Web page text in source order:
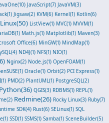
JavaScript(7) JavaVM(3)
Jigsaw(2) KVM(6) Kernel(1) Kotlin(6)
Linux(50) ListView(1) MVC(1) MVVM(1)
Math.js(1) Matplotlib(1) Maven(3)
Office(6) MinGW(1) MindMap(1)
ND4J(1) NFS(1) NIO(1)
Nginx(2) Node.js(1) OpenFOAM(1)
Oracle(1) Orbit(2) PCI Express(1)
PMD(2) PlantUML(1) PostgreSQL(2)
Python(36) QGIS(3) RDBMS(1) REPL(1)
Redmine(26) Rocky Linux(3) Ruby(7)
SDK(4) Rust(6) SELinux(1) SQL
SSD(1) SSMS(1) Samba(1) SceneBuilder(5)